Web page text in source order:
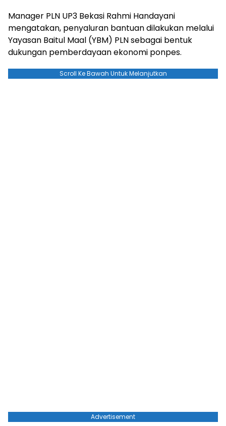
Manager PLN UP3 Bekasi Rahmi Handayani
mengatakan, penyaluran bantuan dilakukan melalui
Yayasan Baitul Maal (YBM) PLN sebagai bentuk
dukungan pemberdayaan ekonomi ponpes.
Scroll Ke Bawah Untuk Melanjutkan
Advertisement